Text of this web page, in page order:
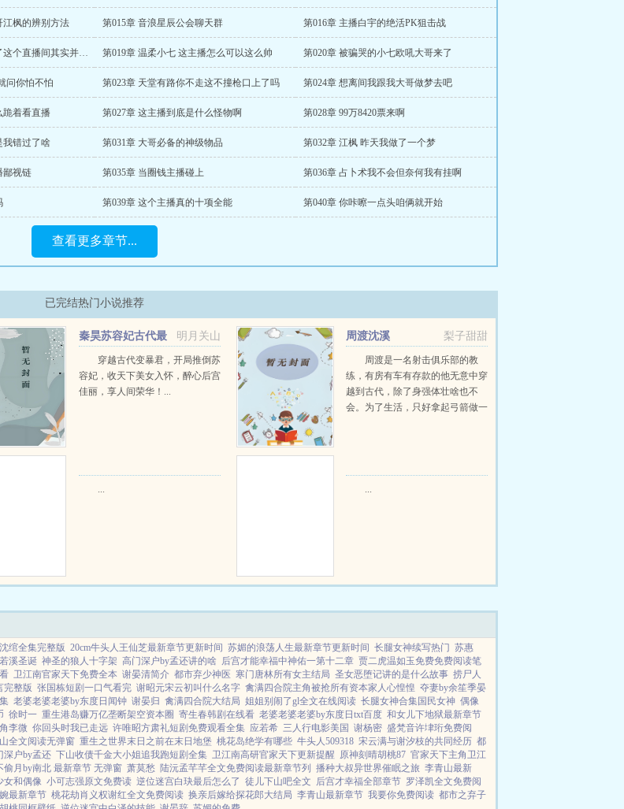
江枫的辨别方法 第015章 音浪星辰公会聊天群 第016章 主播白宇的绝活PK狙击战
第018章 你以为你看懂了这个直播间其实并没有 第019章 温柔小七 这主播怎么可以这么帅 第020章 被骗哭的小七欧吼大哥来了
问你怕不怕 第023章 天堂有路你不走这不撞枪口上了吗 第024章 想离间我跟我大哥做梦去吧
跪着看直播 第027章 这主播到底是什么怪物啊 第028章 99万8420票来啊
我错过了啥 第031章 大哥必备的神级物品 第032章 江枫 昨天我做了一个梦
鄙视链 第035章 当圈钱主播碰上 第036章 占卜术我不会但奈何我有挂啊
第039章 这个主播真的十项全能 第040章 你咔嚓一点头咱俩就开始
查看更多章节...
已完结热门小说推荐
明月关山
秦昊苏容妃古代最
强昏君最新章节在线阅读
穿越古代变暴君，开局推倒苏
容妃，收天下美女入怀，醉心后宫
佳丽，享人间荣华！...
梨子甜甜
周渡沈溪
周渡是一名射击俱乐部的教
练，有房有车有存款的他无意中穿
越到古代，除了身强体壮啥也不
会。为了生活，只好拿起弓箭做一
... ...
绾全集完整版 20cm牛头人王仙芝最新章节更新时间 苏媚的浪荡人生最新章节更新时间 长腿女神续写热门 苏惠
溪圣诞 神圣的狼人十字架 高门深户by孟还讲的啥 后宫才能幸福中神佑一第十二章 贾二虎温如玉免费免费阅读笔
卫江南官家天下免费全本 谢晏清简介 都市弃少神医 寒门唐林所有女主结局 圣女恶堕记讲的是什么故事 捞尸人
完整版 张国栋短剧一口气看完 谢昭元宋云初叫什么名字 禽满四合院主角被抢所有资本家人心惶惶 夺妻by余笙季晏
老婆老婆老婆by东度日闻钟 谢晏归 禽满四合院大结局 姐姐别闹了gl全文在线阅读 长腿女神合集国民女神 偶像
徐时一 重生港岛赚万亿垄断架空资本圈 寄生春韩剧在线看 老婆老婆老婆by东度日txt百度 和女儿下地狱最新章节
李微 你回头时我已走远 许唯昭方肃礼短剧免费观看全集 应若希 三人行电影美国 谢杨密 盛梵音许垏珩免费阅
全文阅读无弹窗 重生之世界末日之前在末日地堡 桃花岛绝学有哪些 牛头人509318 宋云满与谢汐枝的共同经历 都
深户by孟还 下山收债千金大小姐追我跑短剧全集 卫江南高研官家天下更新提醒 原神刻晴胡桃87 官家天下主角卫江
偷月by南北 最新章节 无弹窗 萧莫愁 陆沅孟芊芊全文免费阅读最新章节列 播种大叔异世界催眠之旅 李青山最新
女和偶像 小可志强原文免费读 逆位迷宫白玦最后怎么了 徒儿下山吧全文 后宫才幸福全部章节 罗泽凯全文免费阅
最新章节 桃花劫肖义权谢红全文免费阅读 换亲后嫁给探花郎大结局 李青山最新章节 我要你免费阅读 都市之弃子